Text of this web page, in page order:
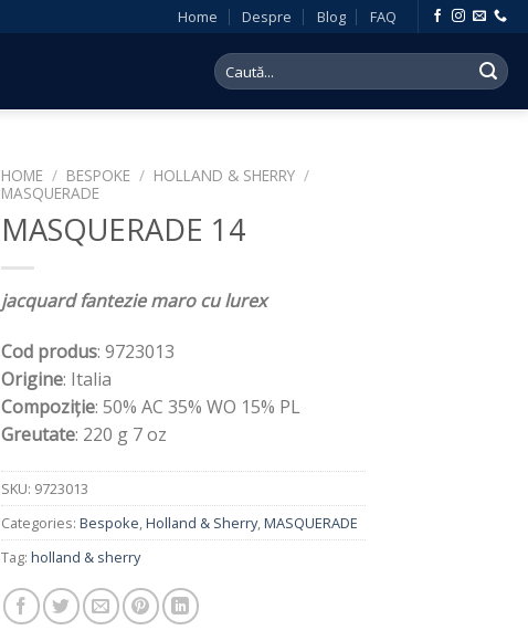
Home Despre Blog FAQ
Search
for:
HOME / BESPOKE / HOLLAND & SHERRY /
MASQUERADE
MASQUERADE 14
jacquard fantezie maro cu lurex
Cod produs: 9723013
Origine: Italia
Compoziție: 50% AC 35% WO 15% PL
Greutate: 220 g 7 oz
SKU: 9723013
Categories: Bespoke,Holland & Sherry,MASQUERADE
Tag: holland & sherry